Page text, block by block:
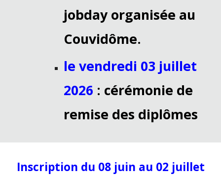
jobday organisée au
Couvidôme.
le vendredi 03 juillet
2026 : cérémonie de
remise des diplômes
Inscription du 08 juin au 02 juillet